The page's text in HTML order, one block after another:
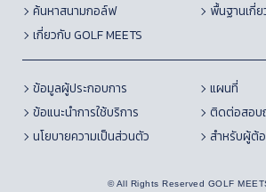
ค้นหาสนามกอล์ฟ
พื้นฐานเกี่
เกี่ยวกับ GOLF MEETS
ข้อมูลผู้ประกอบการ
แผนที่
ข้อแนะนำการใช้บริการ
ติดต่อสอบ
นโยบายความเป็นส่วนตัว
สำหรับผู้ต้
© All Rights Reserved GOLF